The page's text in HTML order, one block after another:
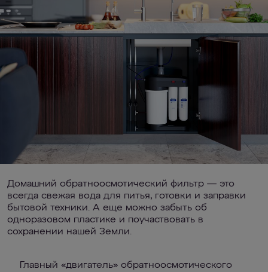
Домашний обратноосмотический фильтр — это
всегда свежая вода для питья, готовки и заправки
бытовой техники. А еще можно забыть об
одноразовом пластике и поучаствовать в
сохранении нашей Земли.
Главный «двигатель» обратноосмотического